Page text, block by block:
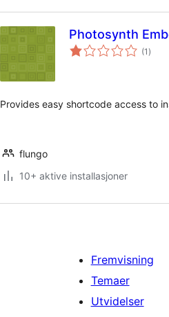
Photosynth
(1 totale
)
Provides easy shortcode access to
flungo
10+ aktive installasjoner
Fremvisning
Temaer
Utvidelser